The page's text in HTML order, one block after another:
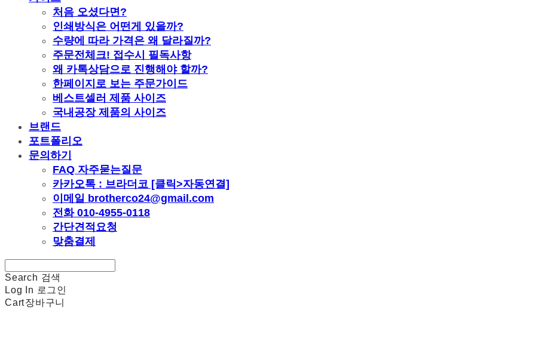
처음 오셨다면?
인쇄방식은 어떤게 있을까?
수량에 따라 가격은 왜 달라질까?
주문전체크! 접수시 필독사항
왜 카톡상담으로 진행해야 할까?
한페이지로 보는 주문가이드
베스트셀러 제품 사이즈
국내공장 제품의 사이즈
브랜드
포트폴리오
문의하기
FAQ 자주묻는질문
카카오톡 : 브라더코 [클릭>자동연결]
이메일 brotherco24@gmail.com
전화 010-4955-0118
간단견적요청
맞춤결제
Search 검색
Log In 로그인
Cart장바구니